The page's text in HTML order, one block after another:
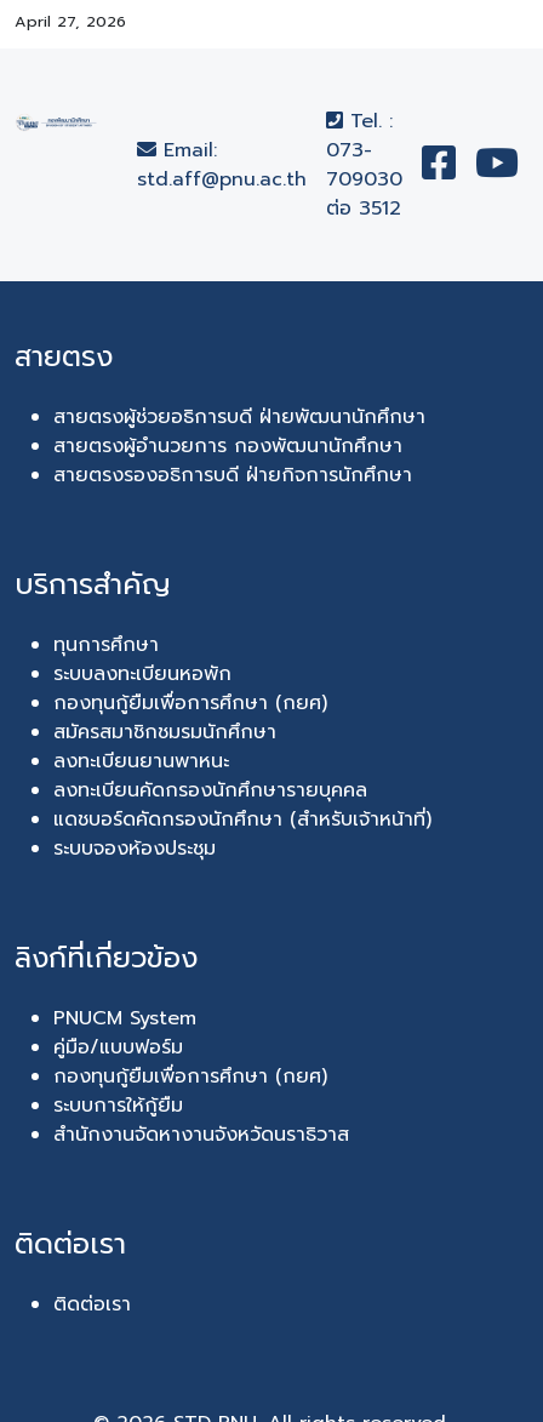
April 27, 2026
Email:
std.aff@pnu.ac.th
Tel. :
073-
709030
ต่อ 3512
สายตรง
สายตรงผู้ช่วยอธิการบดี ฝ่ายพัฒนานักศึกษา
สายตรงผู้อำนวยการ กองพัฒนานักศึกษา
สายตรงรองอธิการบดี ฝ่ายกิจการนักศึกษา
บริการสำคัญ
ทุนการศึกษา
ระบบลงทะเบียนหอพัก
กองทุนกู้ยืมเพื่อการศึกษา (กยศ)
สมัครสมาชิกชมรมนักศึกษา
ลงทะเบียนยานพาหนะ
ลงทะเบียนคัดกรองนักศึกษารายบุคคล
แดชบอร์ดคัดกรองนักศึกษา (สำหรับเจ้าหน้าที่)
ระบบจองห้องประชุม
ลิงก์ที่เกี่ยวข้อง
PNUCM System
คู่มือ/แบบฟอร์ม
กองทุนกู้ยืมเพื่อการศึกษา (กยศ)
ระบบการให้กู้ยืม
สำนักงานจัดหางานจังหวัดนราธิวาส
ติดต่อเรา
ติดต่อเรา